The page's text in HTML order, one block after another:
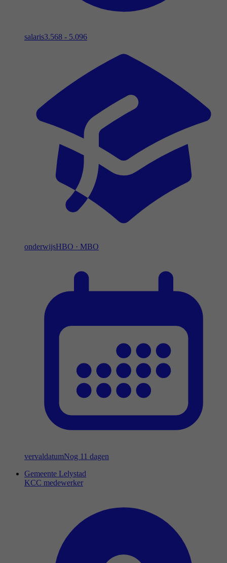
salaris3.568 - 5.096
onderwijsHBO · MBO
vervaldatumNog 11 dagen
Gemeente Lelystad
KCC medewerker